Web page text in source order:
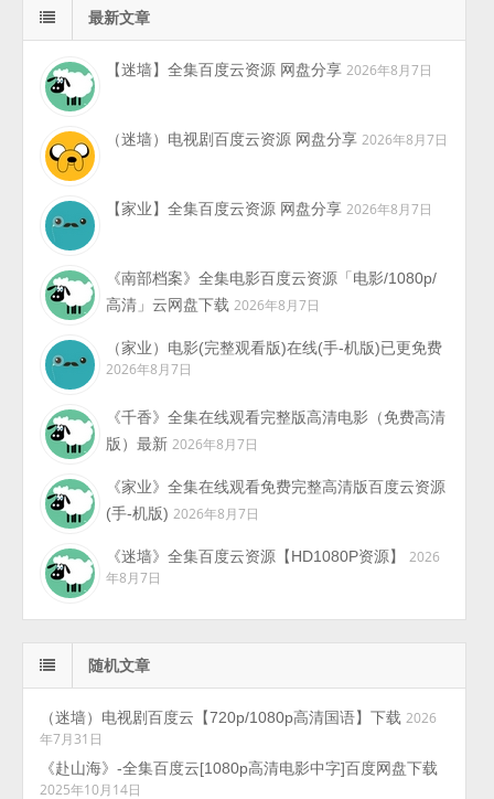
最新文章
【迷墙】全集百度云资源 网盘分享 2026年8月7日
（迷墙）电视剧百度云资源 网盘分享 2026年8月7日
【家业】全集百度云资源 网盘分享 2026年8月7日
《南部档案》全集电影百度云资源「电影/1080p/
高清」云网盘下载 2026年8月7日
（家业）电影(完整观看版)在线(手-机版)已更免费
2026年8月7日
《千香》全集在线观看完整版高清电影（免费高清
版）最新 2026年8月7日
《家业》全集在线观看免费完整高清版百度云资源
(手-机版) 2026年8月7日
《迷墙》全集百度云资源【HD1080P资源】
2026
年8月7日
随机文章
（迷墙）电视剧百度云【720p/1080p高清国语】下载 2026
年7月31日
《赴山海》-全集百度云[1080p高清电影中字]百度网盘下载
2025年10月14日